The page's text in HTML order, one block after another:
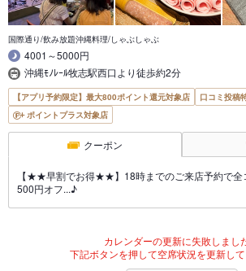
国際通り/飲み放題沖縄料理/しゃぶしゃぶ
4001～5000円
沖縄ﾓﾉﾚｰﾙ牧志駅西口より徒歩約2分
【アプリ予約限定】最大800ポイント還元対象店
口コミ投稿
ポイントプラス対象店
クーポン
【★★早割でお得★★】18時までのご来店予約で全
500円オフ...♪
カレンダーの更新に失敗しました
下記ボタンを押して空席状況を更新して